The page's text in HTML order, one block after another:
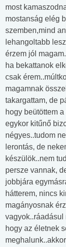
most
mostanság elég
szemben,mind
lehangoltabb
érzem jól
ha bekattanok
csak
magamnak
takargattam, de
hogy beütöttem
egykor kitűnő
négyes..tudom
lerontás, de
készülök..nem
persze vannak,
jobbjára
hátterem, nincs
magányosnak
hogy az életnek